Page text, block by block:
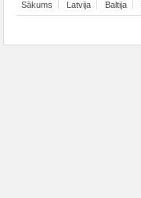
Sākums Latvija Baltija